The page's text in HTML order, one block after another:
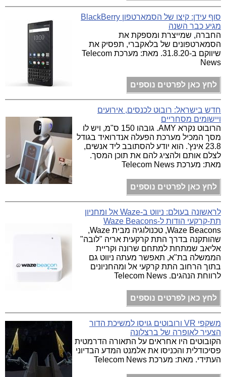
סוף עידן: קיצו של הסמארטפון BlackBerry
מגיע כבר השנה
החברה, שמייצרת ומספקת את
הסמארטפונים של בלאקברי, תפסיק את
שיווקם ב-31.8.20. מאת: מערכת Telecom
News
לחץ כאן לפרטים נוספים
חדש בישראל: רובוט לכנסים, אירועים
ויישומים מסחריים
הרובוט נקרא AMY. גובהו 150 ס"מ, ויש לו
מסך המכיל מערכת הפעלה אנדרואיד בגודל
23.8 אינץ'. הוא יודע להסתובב ליד אנשים,
לצלם אותם ולהציג להם את תוכן המסך.
מאת: מערכת Telecom News
לחץ כאן לפרטים נוספים
לראשונה בעולם: ניווט ב-Waze אל ומחניון
תת-קרקעי הודות ל-Waze Beacons
Waze Beacons, טכנולוגיה מבית Waze,
שהותקנה בדרך התת קרקעית אריה "לובה"
אליאב שמתחת למתחם שרונה וקריית
הממשלה בת"א, תאפשר מעתה ניווט גם
בתוך הרחוב התת קרקעי אל ומהחניונים
לרווחת הנהגים. Telecom News
לחץ כאן לפרטים נוספים
משקפי VR ורובוטים גויסו למשיכת הדור
הצעיר לאופרה של ברצלונה
הקובוטים היו אחראים על התאורה הדרמטית
פסיכודלית והכניסו את אלמנט המדע הבדיוני
העתידי. מאת: מערכת Telecom News